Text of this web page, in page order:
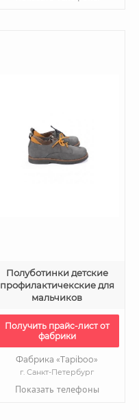
Полуботинки детские
профилактичекские для
мальчиков
Получить прайс-лист от
фабрики
Фабрика «Tapiboo»
г. Санкт-Петербург
Показать телефоны